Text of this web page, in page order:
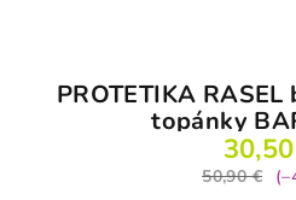
PROTETIKA
topánky
50,90 €